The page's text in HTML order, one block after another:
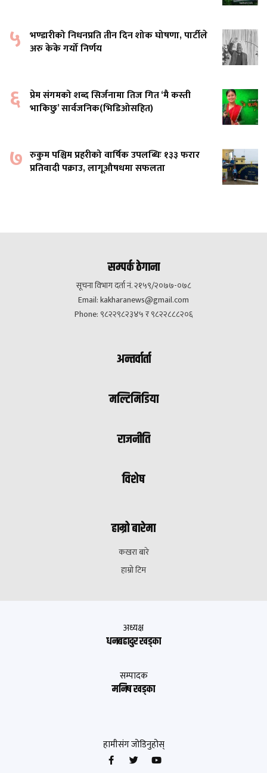
५ भण्डारीको निधनप्रति तीन दिन शोक घोषणा, पार्टीले
अरु केके गर्यो निर्णय
६ प्रेम संगमको शब्द सिर्जनामा तिज गित ‘मै कस्ती
भाकिछु’ सार्वजनिक(भिडिओसहित)
७ रुकुम पश्चिम प्रहरीको वार्षिक उपलब्धिः १३३ फरार
प्रतिवादी पक्राउ, लागूऔषधमा सफलता
सम्पर्क ठेगाना
सूचना विभाग दर्ता नं. २१५९/२०७७-०७८
Email:kakharanews@gmail.com
Phone: ९८२२९८२३४५ र ९८२२८८८२०६
अन्तर्वार्ता
मल्टिमिडिया
राजनीति
विशेष
हाम्रो बारेमा
कखरा बारे
हाम्रो टिम
अध्यक्ष
धनबहादुर खड्का
सम्पादक
मनिष खड्का
हामीसंग जोडिनुहोस्